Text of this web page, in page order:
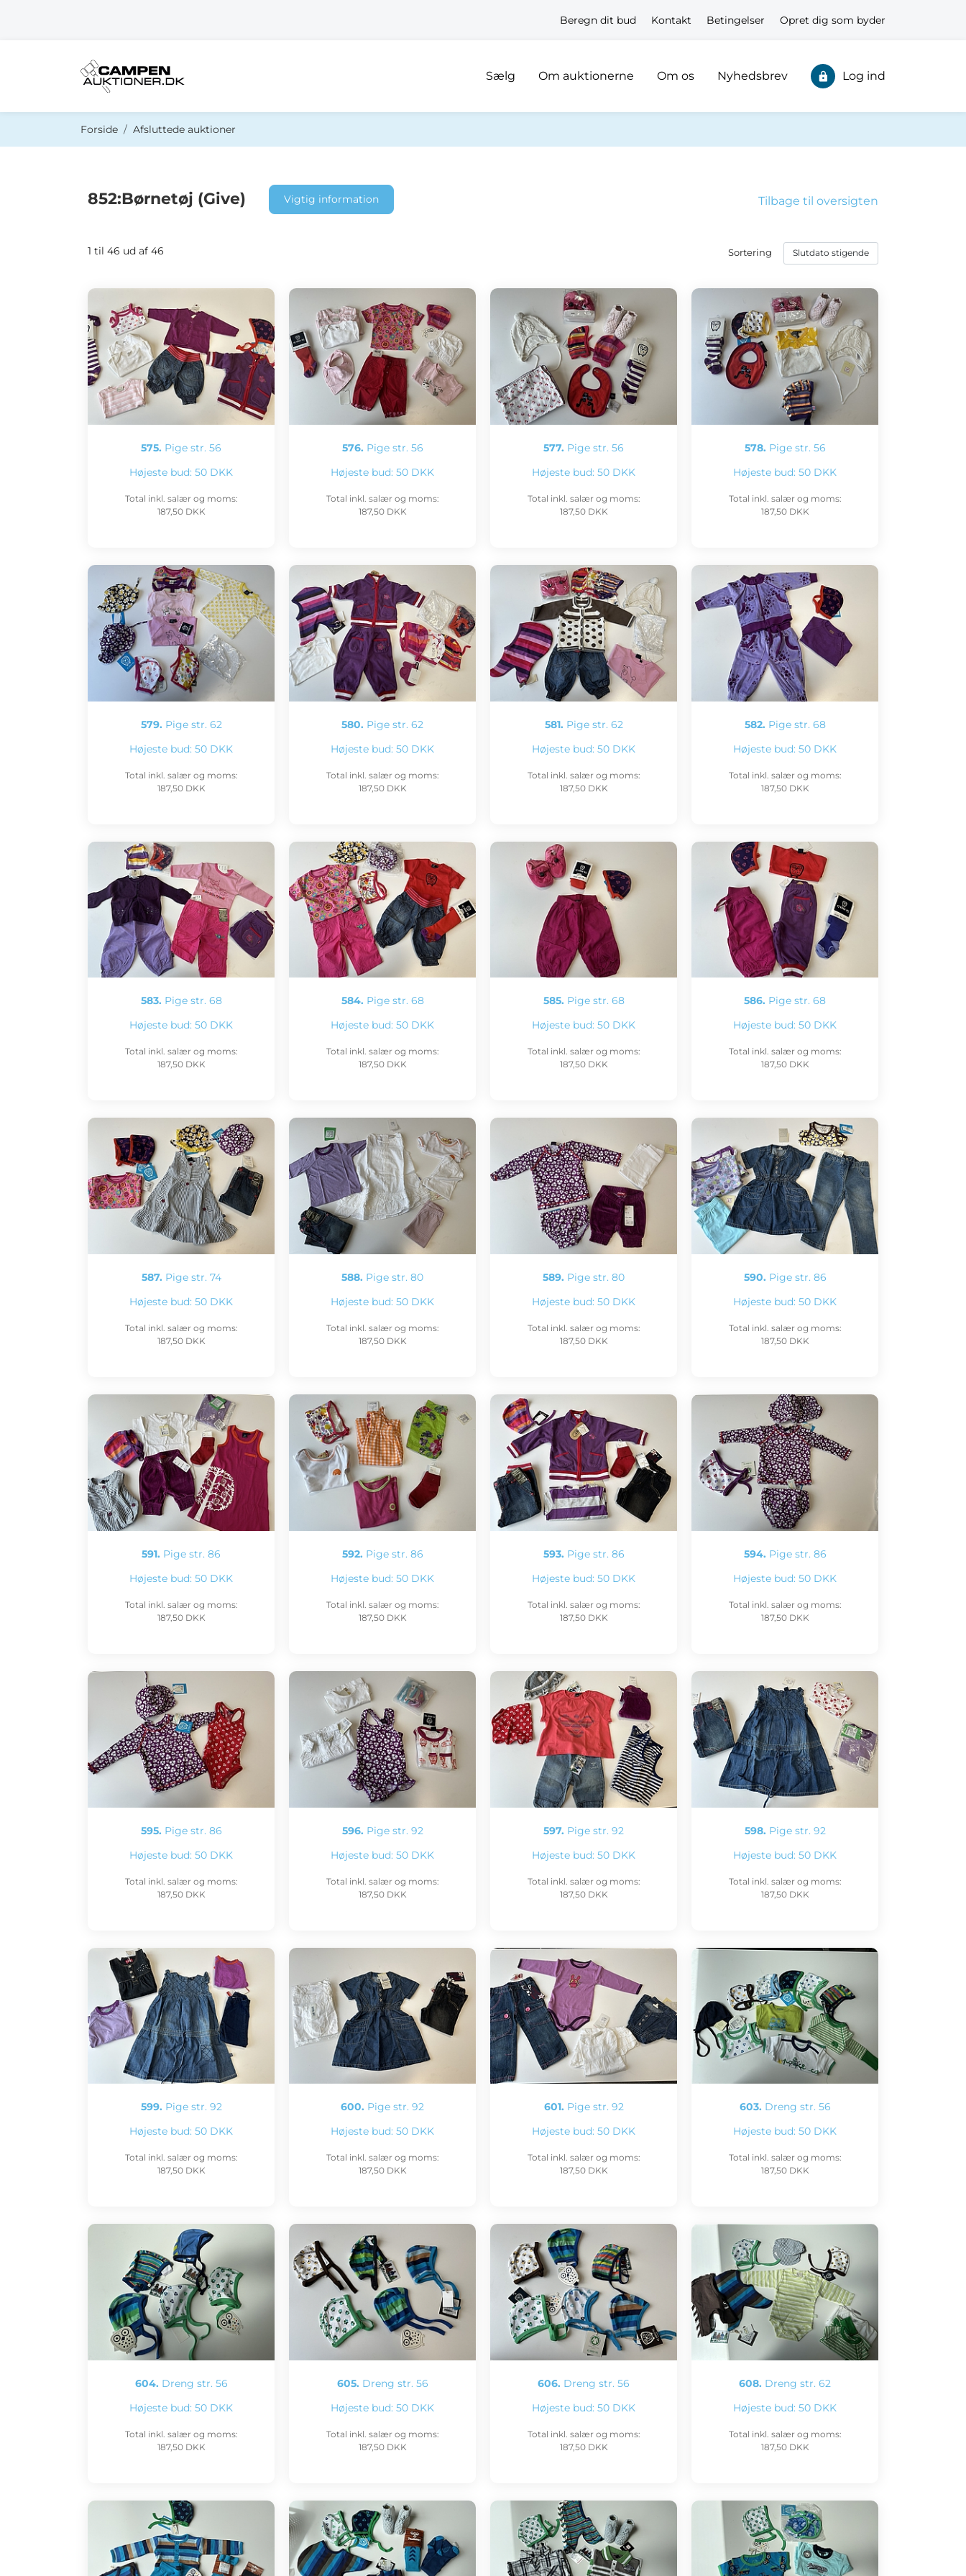
Beregn dit bud Kontakt Betingelser Opret dig som byder
Sælg Om auktionerne Om os Nyhedsbrev Log ind
Forside Afsluttede auktioner
Tilbage til oversigten
852:Børnetøj (Give) Vigtig information
1 til 46 ud af 46 Sortering
575. Pige str. 56
Højeste bud: 50 DKK
Total inkl. salær og moms:
187,50 DKK
576. Pige str. 56
Højeste bud: 50 DKK
Total inkl. salær og moms:
187,50 DKK
577. Pige str. 56
Højeste bud: 50 DKK
Total inkl. salær og moms:
187,50 DKK
578. Pige str. 56
Højeste bud: 50 DKK
Total inkl. salær og moms:
187,50 DKK
579. Pige str. 62
Højeste bud: 50 DKK
Total inkl. salær og moms:
187,50 DKK
580. Pige str. 62
Højeste bud: 50 DKK
Total inkl. salær og moms:
187,50 DKK
581. Pige str. 62
Højeste bud: 50 DKK
Total inkl. salær og moms:
187,50 DKK
582. Pige str. 68
Højeste bud: 50 DKK
Total inkl. salær og moms:
187,50 DKK
583. Pige str. 68
Højeste bud: 50 DKK
Total inkl. salær og moms:
187,50 DKK
584. Pige str. 68
Højeste bud: 50 DKK
Total inkl. salær og moms:
187,50 DKK
585. Pige str. 68
Højeste bud: 50 DKK
Total inkl. salær og moms:
187,50 DKK
586. Pige str. 68
Højeste bud: 50 DKK
Total inkl. salær og moms:
187,50 DKK
587. Pige str. 74
Højeste bud: 50 DKK
Total inkl. salær og moms:
187,50 DKK
588. Pige str. 80
Højeste bud: 50 DKK
Total inkl. salær og moms:
187,50 DKK
589. Pige str. 80
Højeste bud: 50 DKK
Total inkl. salær og moms:
187,50 DKK
590. Pige str. 86
Højeste bud: 50 DKK
Total inkl. salær og moms:
187,50 DKK
591. Pige str. 86
Højeste bud: 50 DKK
Total inkl. salær og moms:
187,50 DKK
592. Pige str. 86
Højeste bud: 50 DKK
Total inkl. salær og moms:
187,50 DKK
593. Pige str. 86
Højeste bud: 50 DKK
Total inkl. salær og moms:
187,50 DKK
594. Pige str. 86
Højeste bud: 50 DKK
Total inkl. salær og moms:
187,50 DKK
595. Pige str. 86
Højeste bud: 50 DKK
Total inkl. salær og moms:
187,50 DKK
596. Pige str. 92
Højeste bud: 50 DKK
Total inkl. salær og moms:
187,50 DKK
597. Pige str. 92
Højeste bud: 50 DKK
Total inkl. salær og moms:
187,50 DKK
598. Pige str. 92
Højeste bud: 50 DKK
Total inkl. salær og moms:
187,50 DKK
599. Pige str. 92
Højeste bud: 50 DKK
Total inkl. salær og moms:
187,50 DKK
600. Pige str. 92
Højeste bud: 50 DKK
Total inkl. salær og moms:
187,50 DKK
601. Pige str. 92
Højeste bud: 50 DKK
Total inkl. salær og moms:
187,50 DKK
603. Dreng str. 56
Højeste bud: 50 DKK
Total inkl. salær og moms:
187,50 DKK
604. Dreng str. 56
Højeste bud: 50 DKK
Total inkl. salær og moms:
187,50 DKK
605. Dreng str. 56
Højeste bud: 50 DKK
Total inkl. salær og moms:
187,50 DKK
606. Dreng str. 56
Højeste bud: 50 DKK
Total inkl. salær og moms:
187,50 DKK
608. Dreng str. 62
Højeste bud: 50 DKK
Total inkl. salær og moms:
187,50 DKK